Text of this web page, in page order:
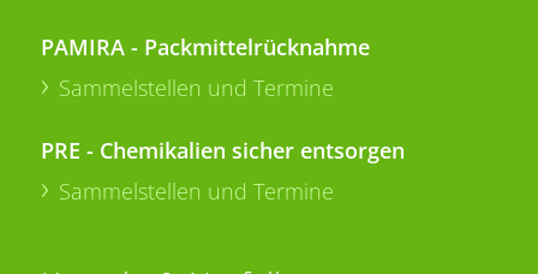
PAMIRA - Packmittelrücknahme
Sammelstellen und Termine
PRE - Chemikalien sicher entsorgen
Sammelstellen und Termine